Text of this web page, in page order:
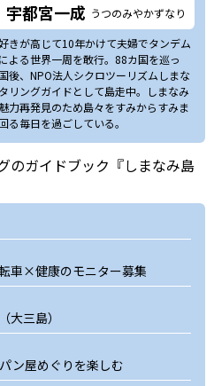
宇都宮一成 うつのみやかずなり
きが高じて10年かけて夫婦でタンデム
よる世界一周を敢行。88カ国を巡っ
後、NPO法人シクロツーリズムしまな
リングガイドとして島走中。しまなみ
力再発見のため島々をすみからすみま
る毎日を過ごしている。
車×健康のモニター募集
大三島）
ン屋めぐりを楽しむ